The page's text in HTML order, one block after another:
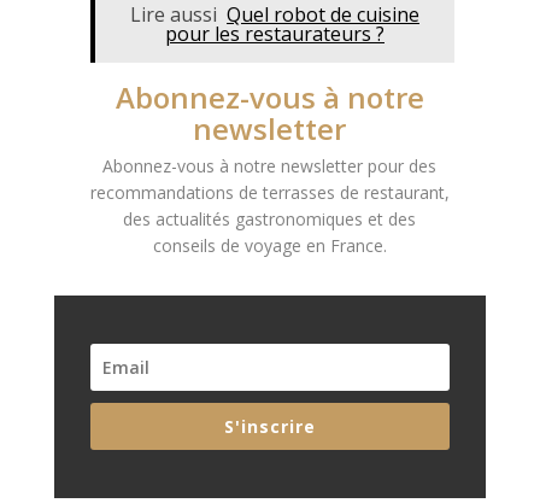
Lire aussi Quel robot de cuisine
pour les restaurateurs ?
Abonnez-vous à notre
newsletter
Abonnez-vous à notre newsletter pour des
recommandations de terrasses de restaurant,
des actualités gastronomiques et des
conseils de voyage en France.
S'inscrire